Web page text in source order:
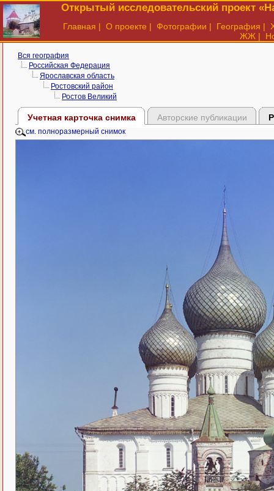
Открытый исследовательский проект
Главная | О проекте | Фотографии | География |
ЖЖ |
Вся география
Российская Федерация
Ярославская область
Ростовский район
Ростов Великий
Учетная карточка снимка Авторские публикации
см. полноразмерный снимок